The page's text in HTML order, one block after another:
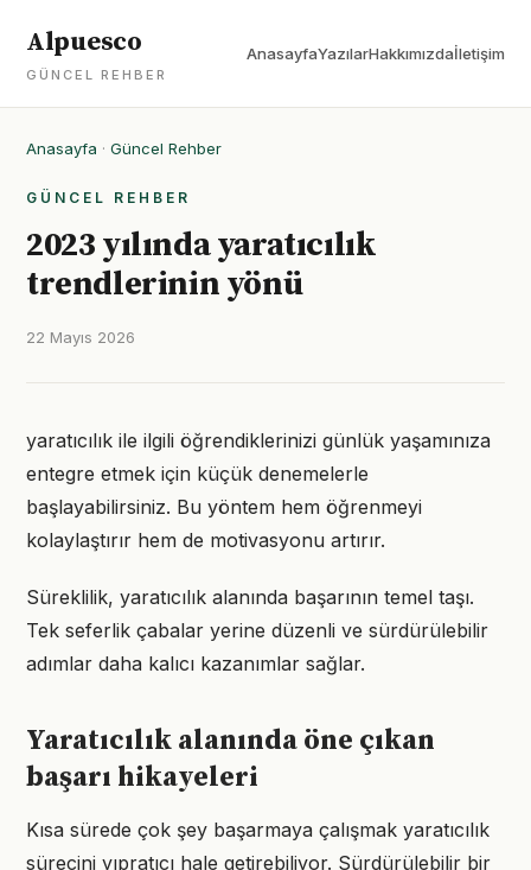
Alpuesco
GÜNCEL REHBER
AnasayfaYazılarHakkımızdaİletişim
Anasayfa · Güncel Rehber
GÜNCEL REHBER
2023 yılında yaratıcılık
trendlerinin yönü
22 Mayıs 2026
yaratıcılık ile ilgili öğrendiklerinizi günlük yaşamınıza
entegre etmek için küçük denemelerle
başlayabilirsiniz. Bu yöntem hem öğrenmeyi
kolaylaştırır hem de motivasyonu artırır.
Süreklilik, yaratıcılık alanında başarının temel taşı.
Tek seferlik çabalar yerine düzenli ve sürdürülebilir
adımlar daha kalıcı kazanımlar sağlar.
Yaratıcılık alanında öne çıkan
başarı hikayeleri
Kısa sürede çok şey başarmaya çalışmak yaratıcılık
sürecini yıpratıcı hale getirebiliyor. Sürdürülebilir bir